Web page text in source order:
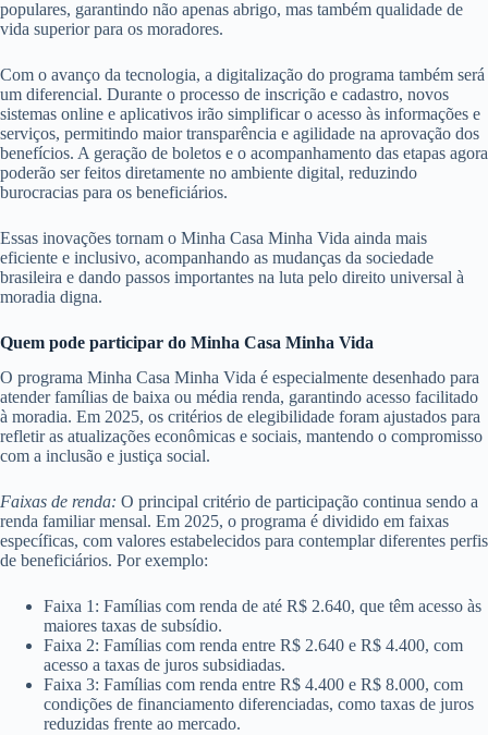
populares, garantindo não apenas abrigo, mas também qualidade de
vida superior para os moradores.
Com o avanço da tecnologia, a digitalização do programa também será
um diferencial. Durante o processo de inscrição e cadastro, novos
sistemas online e aplicativos irão simplificar o acesso às informações e
serviços, permitindo maior transparência e agilidade na aprovação dos
benefícios. A geração de boletos e o acompanhamento das etapas agora
poderão ser feitos diretamente no ambiente digital, reduzindo
burocracias para os beneficiários.
Essas inovações tornam o Minha Casa Minha Vida ainda mais
eficiente e inclusivo, acompanhando as mudanças da sociedade
brasileira e dando passos importantes na luta pelo direito universal à
moradia digna.
Quem pode participar do Minha Casa Minha Vida
O programa Minha Casa Minha Vida é especialmente desenhado para
atender famílias de baixa ou média renda, garantindo acesso facilitado
à moradia. Em 2025, os critérios de elegibilidade foram ajustados para
refletir as atualizações econômicas e sociais, mantendo o compromisso
com a inclusão e justiça social.
Faixas de renda: O principal critério de participação continua sendo a
renda familiar mensal. Em 2025, o programa é dividido em faixas
específicas, com valores estabelecidos para contemplar diferentes perfis
de beneficiários. Por exemplo:
Faixa 1: Famílias com renda de até R$ 2.640, que têm acesso às
maiores taxas de subsídio.
Faixa 2: Famílias com renda entre R$ 2.640 e R$ 4.400, com
acesso a taxas de juros subsidiadas.
Faixa 3: Famílias com renda entre R$ 4.400 e R$ 8.000, com
condições de financiamento diferenciadas, como taxas de juros
reduzidas frente ao mercado.